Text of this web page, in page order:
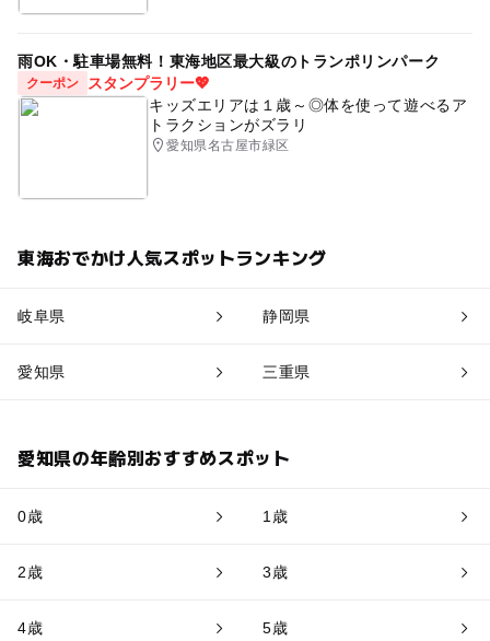
雨OK・駐車場無料！東海地区最大級のトランポリンパーク
クーポン
スタンプラリー💖
キッズエリアは１歳～◎体を使って遊べるア
トラクションがズラリ
愛知県名古屋市緑区
東海おでかけ人気スポットランキング
岐阜県 静岡県
愛知県 三重県
愛知県の年齢別おすすめスポット
0歳 1歳
2歳 3歳
4歳 5歳